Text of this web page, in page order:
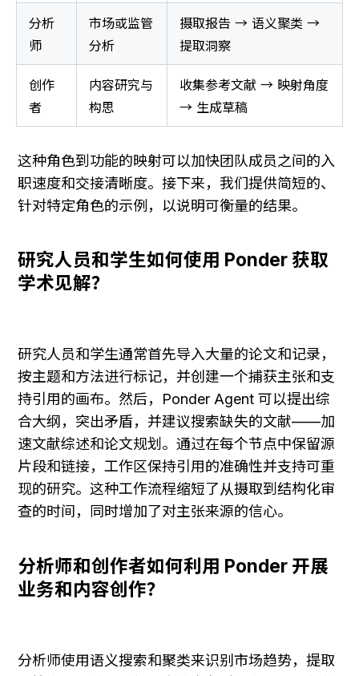
分析
师
市场或监管
分析
摄取报告 → 语义聚类 →
提取洞察
创作
者
内容研究与
构思
收集参考文献 → 映射角度
→ 生成草稿
这种角色到功能的映射可以加快团队成员之间的入
职速度和交接清晰度。接下来，我们提供简短的、
针对特定角色的示例，以说明可衡量的结果。
研究人员和学生如何使用 Ponder 获取
学术见解？
研究人员和学生通常首先导入大量的论文和记录，
按主题和方法进行标记，并创建一个捕获主张和支
持引用的画布。然后，Ponder Agent 可以提出综
合大纲，突出矛盾，并建议搜索缺失的文献——加
速文献综述和论文规划。通过在每个节点中保留源
片段和链接，工作区保持引用的准确性并支持可重
现的研究。这种工作流程缩短了从摄取到结构化审
查的时间，同时增加了对主张来源的信心。
分析师和创作者如何利用 Ponder 开展
业务和内容创作？
分析师使用语义搜索和聚类来识别市场趋势，提取